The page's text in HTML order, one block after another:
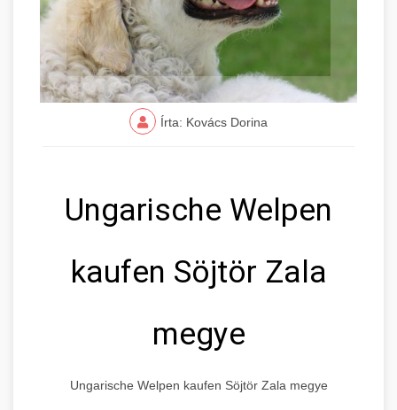
Írta: Kovács Dorina
Ungarische Welpen
kaufen Söjtör Zala
megye
Ungarische Welpen kaufen Söjtör Zala megye